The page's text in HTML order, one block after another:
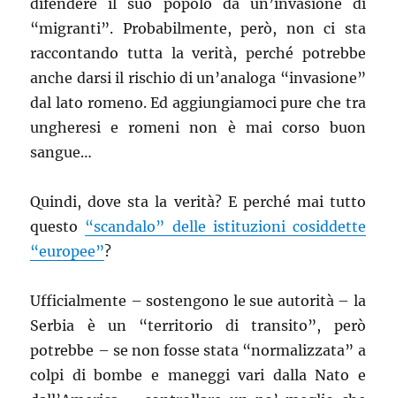
“migranti”. Probabilmente, però, non ci sta
raccontando tutta la verità, perché potrebbe
anche darsi il rischio di un’analoga “invasione”
dal lato romeno. Ed aggiungiamoci pure che tra
ungheresi e romeni non è mai corso buon
sangue…
Quindi, dove sta la verità? E perché mai tutto
questo “scandalo” delle istituzioni cosiddette
“europee”?
Ufficialmente – sostengono le sue autorità – la
Serbia è un “territorio di transito”, però
potrebbe – se non fosse stata “normalizzata” a
colpi di bombe e maneggi vari dalla Nato e